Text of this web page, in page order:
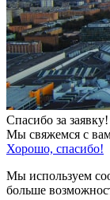
Спасибо за заявку!
Мы свяжемся с
Хорошо, спасибо!
Мы используем
больше